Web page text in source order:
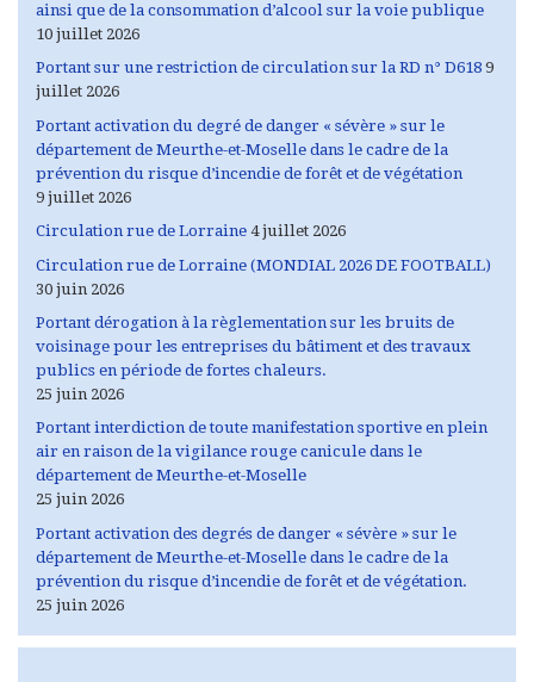
ainsi que de la consommation d’alcool sur la voie publique
10 juillet 2026
Portant sur une restriction de circulation sur la RD n° D618 9
juillet 2026
Portant activation du degré de danger « sévère » sur le
département de Meurthe-et-Moselle dans le cadre de la
prévention du risque d’incendie de forêt et de végétation
9 juillet 2026
Circulation rue de Lorraine 4 juillet 2026
Circulation rue de Lorraine (MONDIAL 2026 DE FOOTBALL)
30 juin 2026
Portant dérogation à la règlementation sur les bruits de
voisinage pour les entreprises du bâtiment et des travaux
publics en période de fortes chaleurs.
25 juin 2026
Portant interdiction de toute manifestation sportive en plein
air en raison de la vigilance rouge canicule dans le
département de Meurthe-et-Moselle
25 juin 2026
Portant activation des degrés de danger « sévère » sur le
département de Meurthe-et-Moselle dans le cadre de la
prévention du risque d’incendie de forêt et de végétation.
25 juin 2026